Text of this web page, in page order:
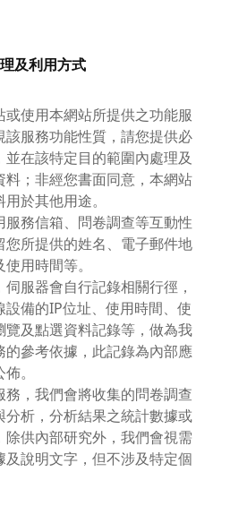
及利用方式
或使用本網站所提供之功能服
該服務功能性質，請您提供必
在該特定目的範圍內處理及
料；非經您書面同意，本網站
於其他用途。
服務信箱、問卷調查等互動性
您所提供的姓名、電子郵件地
用時間等。
服器會自行記錄相關行徑，
設備的IP位址、使用時間、使
覽及點選資料記錄等，做為我
的參考依據，此記錄為內部應
。
務，我們會將收集的問卷調查
分析，分析結果之統計數據或
除供內部研究外，我們會視需
及說明文字，但不涉及特定個